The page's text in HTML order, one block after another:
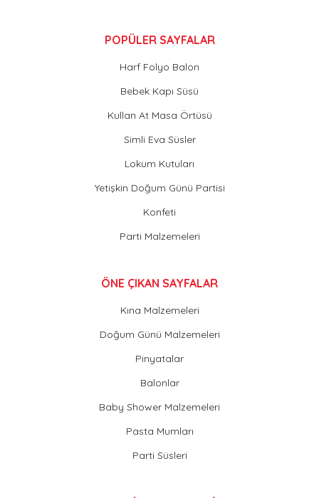
POPÜLER SAYFALAR
Harf Folyo Balon
Bebek Kapı Süsü
Kullan At Masa Örtüsü
Simli Eva Süsler
Lokum Kutuları
Yetişkin Doğum Günü Partisi
Konfeti
Parti Malzemeleri
ÖNE ÇIKAN SAYFALAR
Kına Malzemeleri
Doğum Günü Malzemeleri
Pinyatalar
Balonlar
Baby Shower Malzemeleri
Pasta Mumları
Parti Süsleri